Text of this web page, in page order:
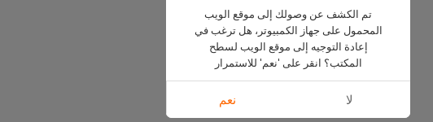
تم الكشف عن وصولك إلى موقع الويب
المحمول على جهاز الكمبيوتر، هل ترغب في
إعادة التوجيه إلى موقع الويب لسطح
المكتب؟ انقر على 'نعم' للاستمرار
لا نعم